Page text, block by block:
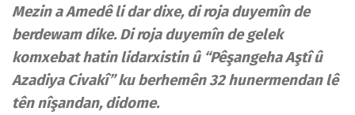
Mezin a Amedê li dar dixe, di roja duyemîn de
berdewam dike. Di roja duyemîn de gelek
komxebat hatin lidarxistin û “Pêşangeha Aştî û
Azadiya Civakî” ku berhemên 32 hunermendan lê
tên nîşandan, didome.